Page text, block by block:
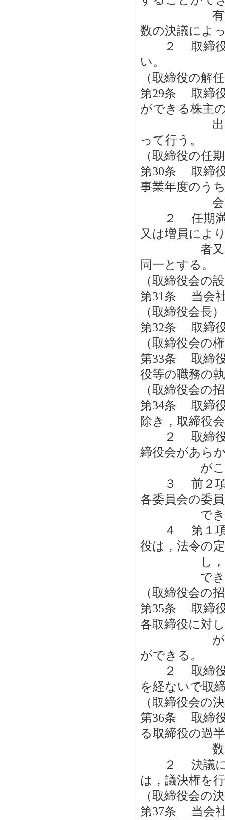
有する株
数の決議によ
２ 取締役の
い。
（取締役の解
第29条 取締
ができる株主
出席し，
って行う。
（取締役の任
第30条 取締
事業年度のう
会の終結
２ 任期満了
又は増員によ
者又は他
同一とする。
（取締役会の
第31条 当会
（取締役会長）
第32条 取締
（取締役会の
第33条 取締
役等の職務の
（取締役会の
第34条 取締
除き，取締役
２ 取締役会
締役会があら
がこれ
３ 前２項の
各委員会の委
でき
４ 第１項及
役は，法令の
し，又は
でき
（取締役会の
第35条 取締
各取締役に対
があると
ができる。
２ 取締役全
を経ないで取
（取締役会の
第36条 取締
る取締役の過
数をも
２ 決議につ
は，議決権を
（取締役会の
第37条 当会